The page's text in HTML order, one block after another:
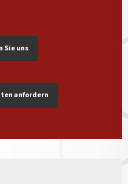
Sie uns
anfordern